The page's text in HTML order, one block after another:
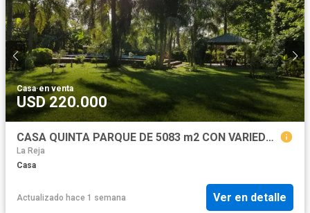
Casa·en venta
USD 220.000
CASA QUINTA PARQUE DE 5083 m2 CON VARIEDAD DE ARBOLEDA - ZONA RESIDENCIAL NOVOA PROPIEDADES
La Reja
Casa
Actualizado hace 1 semana Ver en detalle